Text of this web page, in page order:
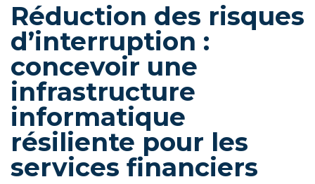
Réduction des risques
d’interruption :
concevoir une
infrastructure
informatique
résiliente pour les
services financiers